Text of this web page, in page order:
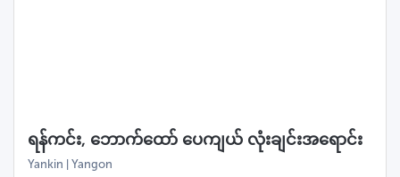
ရန်ကင်း, ဘောက်ထော် ပေကျယ် လုံးချင်းအရောင်း
Yankin | Yangon